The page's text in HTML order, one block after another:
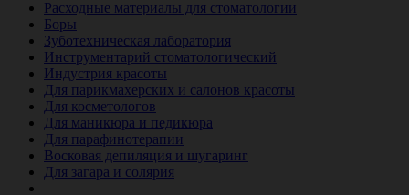
Расходные материалы для стоматологии
Боры
Зуботехническая лаборатория
Инструментарий стоматологический
Индустрия красоты
Для парикмахерских и салонов красоты
Для косметологов
Для маникюра и педикюра
Для парафинотерапии
Восковая депиляция и шугаринг
Для загара и солярия